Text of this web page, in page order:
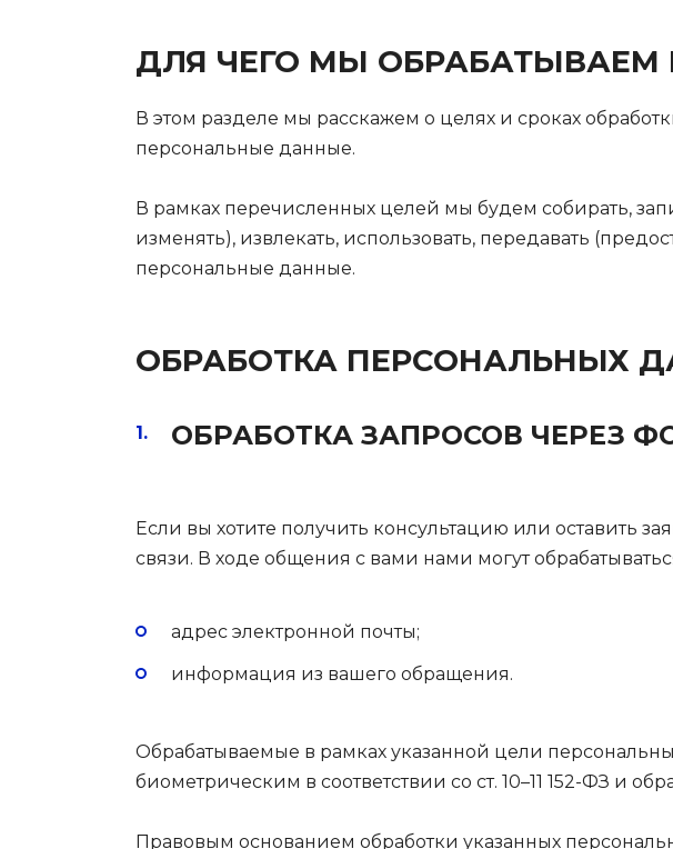
ДЛЯ ЧЕГО МЫ
В этом разделе мы расскажем о целях и сроках
персональные данные.
В рамках перечисленных целей мы будем собирать,
изменять), извлекать, использовать, передавать
персональные данные.
ОБРАБОТКА ПЕРСОНАЛЬНЫХ
ОБРАБОТКА ЗАПРОСОВ ЧЕРЕЗ
Если вы хотите получить консультацию или оставить
связи. В ходе общения с вами нами могут
адрес электронной почты;
информация из вашего обращения.
Обрабатываемые в рамках указанной цели
биометрическим в соответствии со ст. 10–11 152-ФЗ и
Правовым основанием обработки указанных